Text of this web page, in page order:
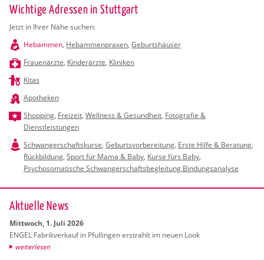
Wichtige Adressen in Stuttgart
Jetzt in Ihrer Nähe suchen:
Hebammen, Hebammenpraxen, Geburtshäuser
Frauenärzte, Kinderärzte, Kliniken
Kitas
Apotheken
Shopping, Freizeit, Wellness & Gesundheit, Fotografie &
Dienstleistungen
Schwangerschaftskurse, Geburtsvorbereitung, Erste Hilfe & Beratung,
Rückbildung, Sport für Mama & Baby, Kurse fürs Baby,
Psychosomatische Schwangerschaftsbegleitung Bindungsanalyse
Ak­tu­el­le News
Mitt­woch, 1. Juli 2026
ENGEL Fa­brik­ver­kauf in Pful­lin­gen er­strahlt im neuen Look
wei­ter­le­sen